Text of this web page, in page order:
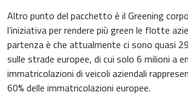
Altro punto del pacchetto è il Greening
l’iniziativa per rendere più green le flotte
partenza è che attualmente ci sono quasi
sulle strade europee, di cui solo 6 milioni a
immatricolazioni di veicoli aziendali
60% delle immatricolazioni europee.